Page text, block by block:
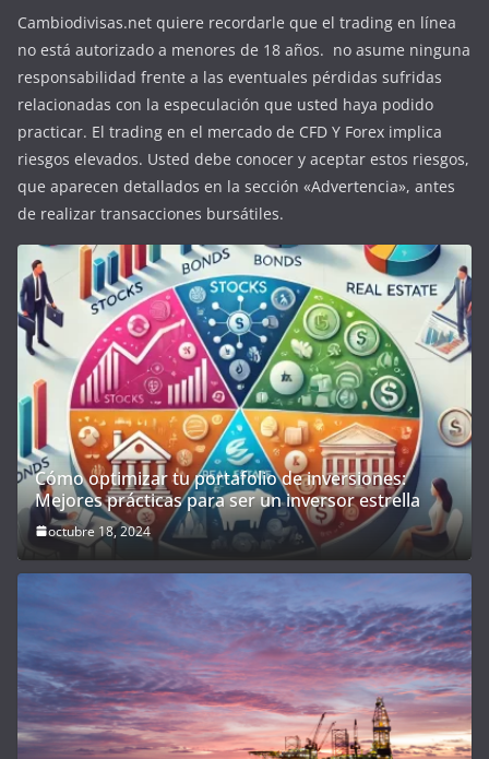
Cambiodivisas.net quiere recordarle que el trading en línea
no está autorizado a menores de 18 años. no asume ninguna
responsabilidad frente a las eventuales pérdidas sufridas
relacionadas con la especulación que usted haya podido
practicar. El trading en el mercado de CFD Y Forex implica
riesgos elevados. Usted debe conocer y aceptar estos riesgos,
que aparecen detallados en la sección «Advertencia», antes
de realizar transacciones bursátiles.
Cómo optimizar tu portafolio de inversiones:
Mejores prácticas para ser un inversor estrella
octubre 18, 2024